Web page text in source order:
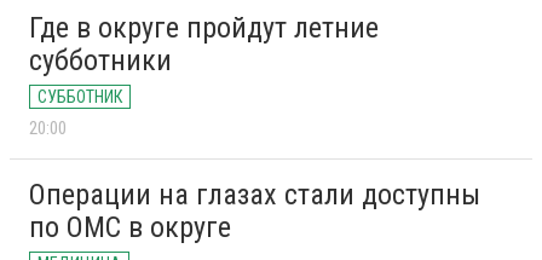
Где в округе пройдут летние
субботники
СУББОТНИК
20:00
Операции на глазах стали доступны
по ОМС в округе